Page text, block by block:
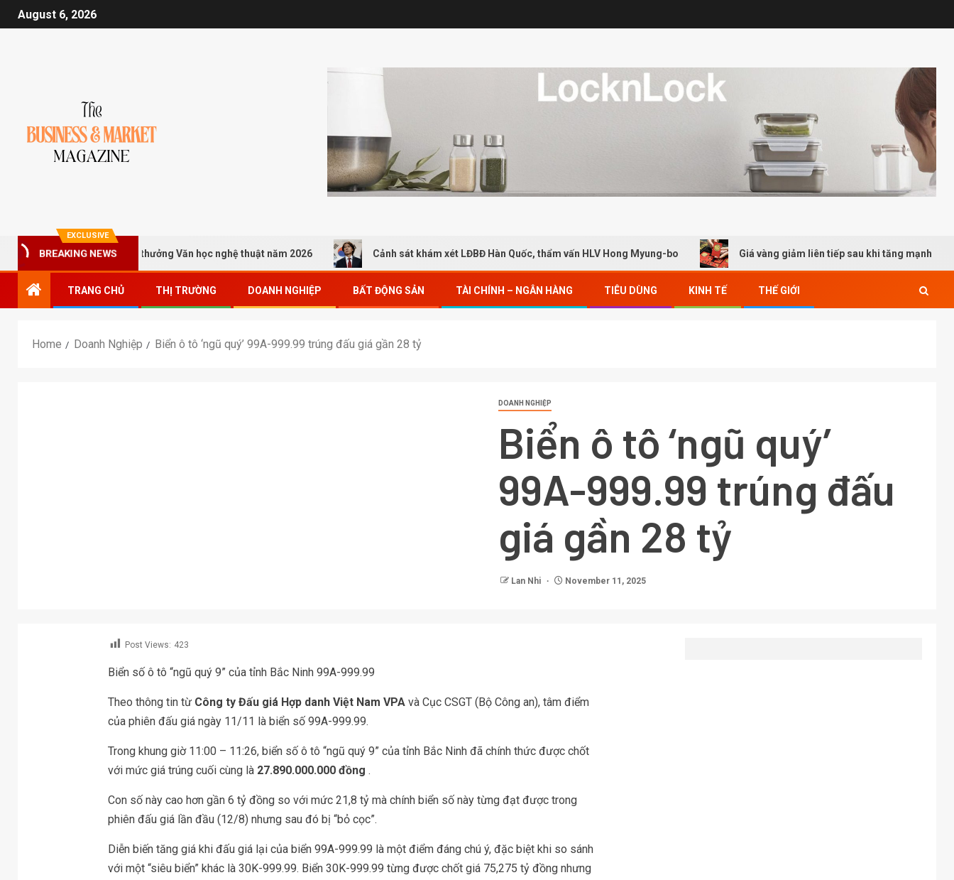
August 6, 2026
EXCLUSIVE
BREAKING NEWS
gửi tác phẩm xét Giải thưởng Văn học nghệ thuật năm 2026 Cảnh sát khám xét LĐBĐ Hàn Quốc, thẩm vấn HLV Hong Myung-bo Giá vàng giảm liên tiếp sau khi tăng mạnh
TRANG CHỦ THỊ TRƯỜNG DOANH NGHIỆP BẤT ĐỘNG SẢN TÀI CHÍNH – NGÂN HÀNG TIÊU DÙNG KINH TẾ THẾ GIỚI
Home Doanh Nghiệp Biển ô tô ‘ngũ quý’ 99A-999.99 trúng đấu giá gần 28 tỷ
DOANH NGHIỆP
Biển ô tô ‘ngũ quý’
99A-999.99 trúng đấu
giá gần 28 tỷ
Lan Nhi November 11, 2025
Post Views: 423
Biển số ô tô “ngũ quý 9” của tỉnh Bắc Ninh 99A-999.99
Theo thông tin từ Công ty Đấu giá Hợp danh Việt Nam VPA và Cục CSGT (Bộ Công an), tâm điểm
của phiên đấu giá ngày 11/11 là biển số 99A-999.99.
Trong khung giờ 11:00 – 11:26, biển số ô tô “ngũ quý 9” của tỉnh Bắc Ninh đã chính thức được chốt
với mức giá trúng cuối cùng là 27.890.000.000 đồng .
Con số này cao hơn gần 6 tỷ đồng so với mức 21,8 tỷ mà chính biển số này từng đạt được trong
phiên đấu giá lần đầu (12/8) nhưng sau đó bị “bỏ cọc”.
Diễn biến tăng giá khi đấu giá lại của biển 99A-999.99 là một điểm đáng chú ý, đặc biệt khi so sánh
với một “siêu biển” khác là 30K-999.99. Biển 30K-999.99 từng được chốt giá 75,275 tỷ đồng nhưng